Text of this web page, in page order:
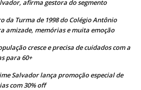
afirma gestora do segmento
da Turma de 1998 do Colégio Antônio
amizade, memórias e muita emoção
cresce e precisa de cuidados com a
para 60+
Salvador lança promoção especial de
com 30% off